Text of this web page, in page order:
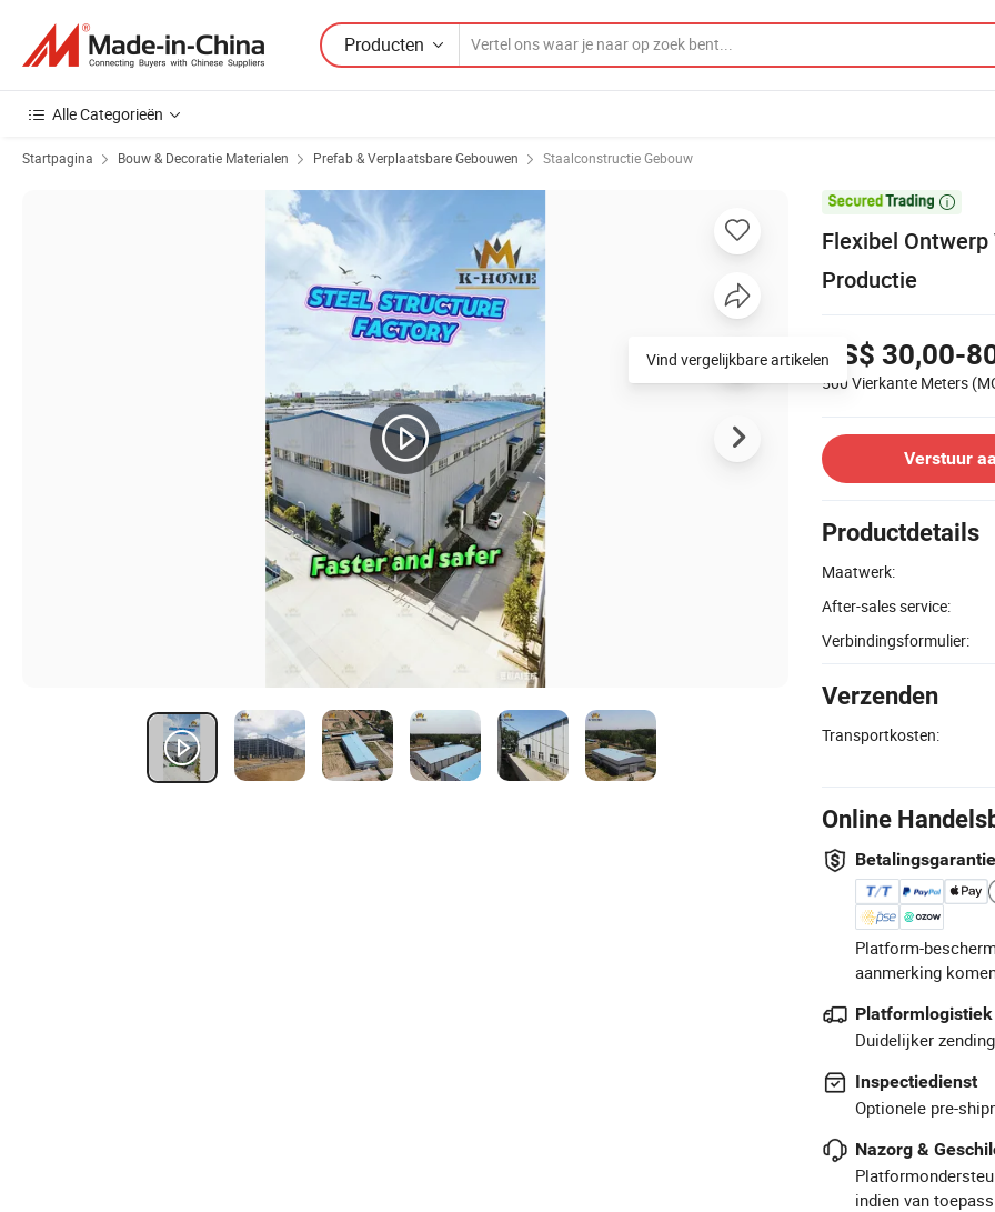
Producten
Alle Categorieën
Startpagina Bouw & Decoratie Materialen Prefab & Verplaatsbare Gebouwen Staalconstructie Gebouw

Flexibel
Productie
US$ 30,00-
500 Vierkante Meters
Verstuur
Productdetails
Maatwerk:
After-sales service:
Verbindingsformulier:
Verzenden
Transportkosten:
Online
Betalingsgarantie
Platform-
aanmerking
Platformlogistiek
Duidelijker
Inspectiedienst
Optionele pre-
Nazorg &
indien van
Vind vergelijkbare artikelen